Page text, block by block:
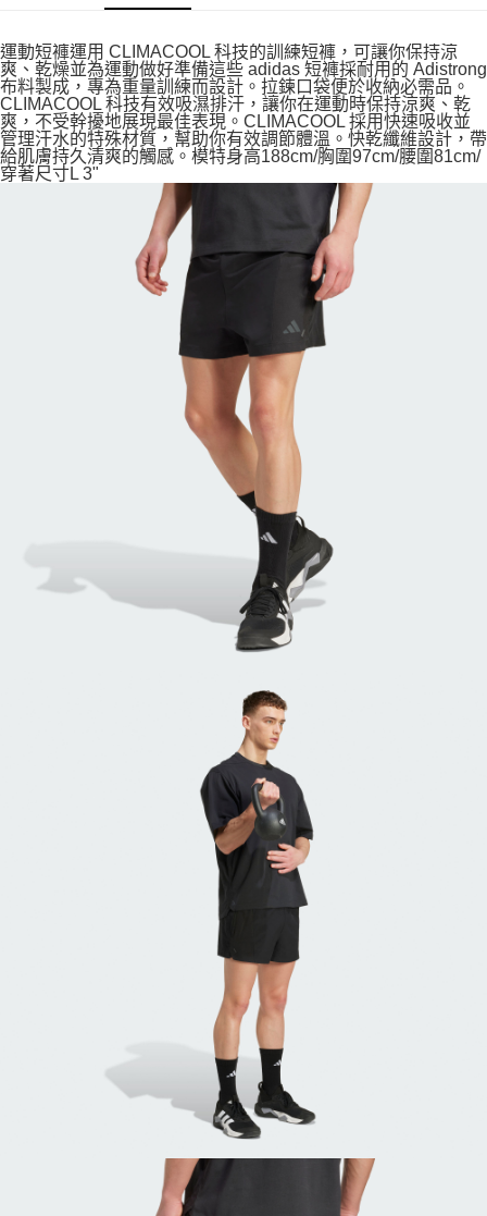
運動短褲運用 CLIMACOOL 科技的訓練短褲，可讓你保持涼
爽、乾燥並為運動做好準備這些 adidas 短褲採耐用的 Adistrong
布料製成，專為重量訓練而設計。拉鍊口袋便於收納必需品。
CLIMACOOL 科技有效吸濕排汗，讓你在運動時保持涼爽、乾
爽，不受幹擾地展現最佳表現。CLIMACOOL 採用快速吸收並
管理汗水的特殊材質，幫助你有效調節體溫。快乾纖維設計，帶
給肌膚持久清爽的觸感。模特身高188cm/胸圍97cm/腰圍81cm/
穿著尺寸L 3"